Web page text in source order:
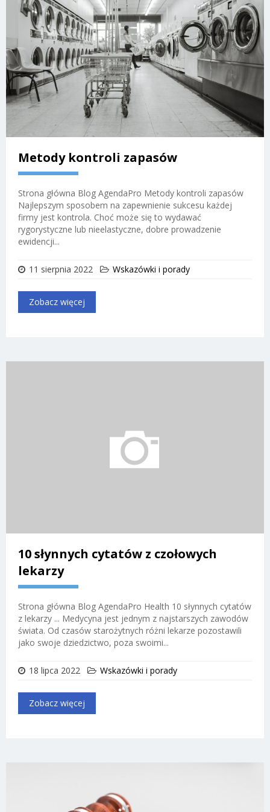
Metody kontroli zapasów
Strona główna Blog AgendaPro Metody kontroli zapasów
Najlepszym sposobem na zapewnienie sukcesu każdej
firmy jest kontrola. Choć może się to wydawać
rygorystyczne lub nieelastyczne, dobre prowadzenie
ewidencji...
11 sierpnia 2022 Wskazówki i porady
Zobacz więcej
10 słynnych cytatów z czołowych
lekarzy
Strona główna Blog AgendaPro Health 10 słynnych cytatów
z lekarzy ... Medycyna jest jednym z najstarszych zawodów
świata. Od czasów starożytnych różni lekarze pozostawili
jako swoje dziedzictwo, poza swoimi...
18 lipca 2022 Wskazówki i porady
Zobacz więcej